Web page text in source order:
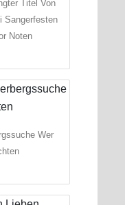
Titel Von
Sangerfesten
Noten
Wer